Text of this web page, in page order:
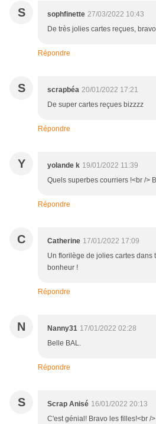
S sophfinette 27/03/2022 10:43
De très jolies cartes reçues,
Répondre
S scrapbéa 20/01/2022 17:21
De super cartes reçues bizzzz
Répondre
Y yolande k 19/01/2022 11:39
Quels superbes courriers !<br />
Répondre
C Catherine 17/01/2022 17:09
Un florilège de jolies cartes dans
bonheur !
Répondre
N Nanny31 17/01/2022 02:28
Belle BAL.
Répondre
S Scrap Anisé 16/01/2022 20:13
C'est génial! Bravo les filles!<br /